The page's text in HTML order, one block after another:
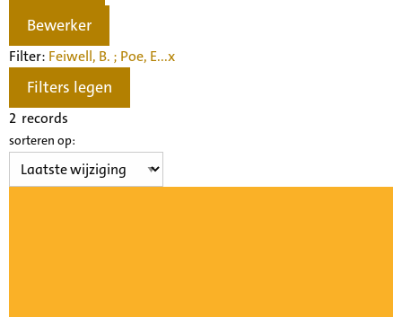
Bewerker
Filter: Feiwell, B. ; Poe, E...x
Filters legen
2 records
sorteren op: